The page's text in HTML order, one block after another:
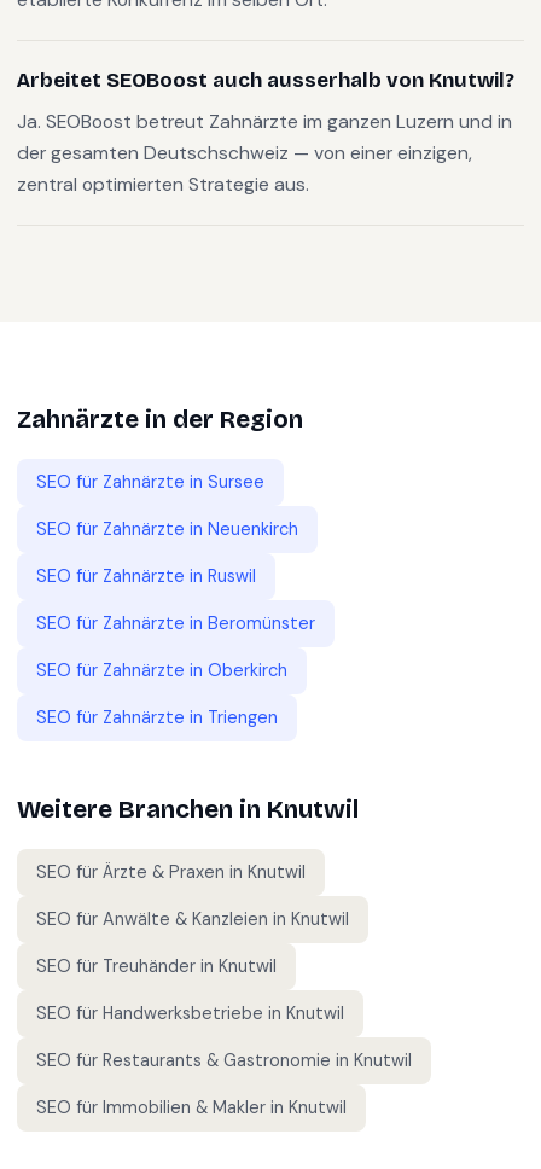
Arbeitet SEOBoost auch ausserhalb von Knutwil?
Ja. SEOBoost betreut Zahnärzte im ganzen Luzern und in
der gesamten Deutschschweiz — von einer einzigen,
zentral optimierten Strategie aus.
Zahnärzte in der Region
SEO für Zahnärzte in Sursee
SEO für Zahnärzte in Neuenkirch
SEO für Zahnärzte in Ruswil
SEO für Zahnärzte in Beromünster
SEO für Zahnärzte in Oberkirch
SEO für Zahnärzte in Triengen
Weitere Branchen in Knutwil
SEO für Ärzte & Praxen in Knutwil
SEO für Anwälte & Kanzleien in Knutwil
SEO für Treuhänder in Knutwil
SEO für Handwerksbetriebe in Knutwil
SEO für Restaurants & Gastronomie in Knutwil
SEO für Immobilien & Makler in Knutwil